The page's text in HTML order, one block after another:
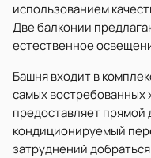
использованием
Две балконии
естественное
Башня входит в
самых
предоставляет прямой
кондиционируемый
затруднений